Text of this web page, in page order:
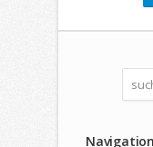
Navigation